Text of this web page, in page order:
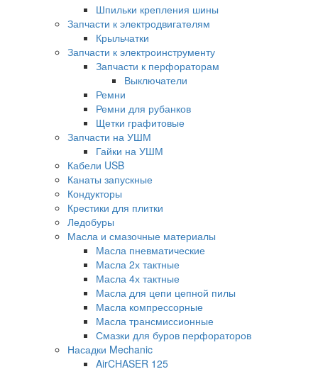
Шпильки крепления шины
Запчасти к электродвигателям
Крыльчатки
Запчасти к электроинструменту
Запчасти к перфораторам
Выключатели
Ремни
Ремни для рубанков
Щетки графитовые
Запчасти на УШМ
Гайки на УШМ
Кабели USB
Канаты запускные
Кондукторы
Крестики для плитки
Ледобуры
Масла и смазочные материалы
Масла пневматические
Масла 2х тактные
Масла 4х тактные
Масла для цепи цепной пилы
Масла компрессорные
Масла трансмиссионные
Смазки для буров перфораторов
Насадки Mechanic
AirCHASER 125